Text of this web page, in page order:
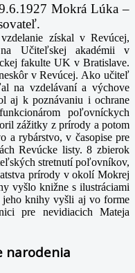
Mokrá Lúka –
získal v Revúcej,
Učiteľskej akadémii v
fakulte UK v Bratislave.
v Revúcej. Ako učiteľ
na vzdelávaní a výchove
aj k poznávaniu i ochrane
poľovníckych
zážitky z prírody a potom
a rybárstvo, v časopise pre
Revúcke listy. 8 zbierok
stretnutí poľovníkov,
prírody v okolí Mokrej
vyšlo knižne s ilustráciami
jeho knihy vyšli aj vo forme
pre nevidiacich Mateja
narodenia